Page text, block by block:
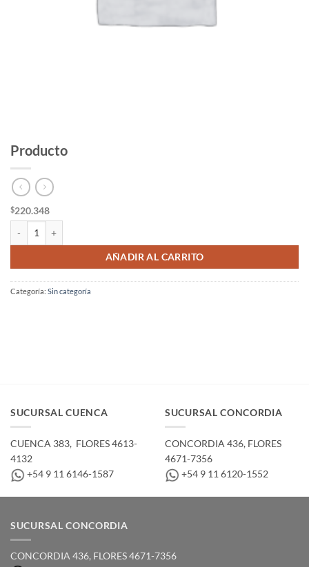
Producto
$220.348
AÑADIR AL CARRITO
Categoría: Sin categoría
SUCURSAL CUENCA
CUENCA 383, ­ FLORES 4613-
4132
+54 9 11 6146-1587
SUCURSAL CONCORDIA
CONCORDIA 436,­ FLORES
4671-7356
+54 9 11 6120-1552
SUCURSAL CONCORDIA
CONCORDIA 436,­ FLORES 4671-7356